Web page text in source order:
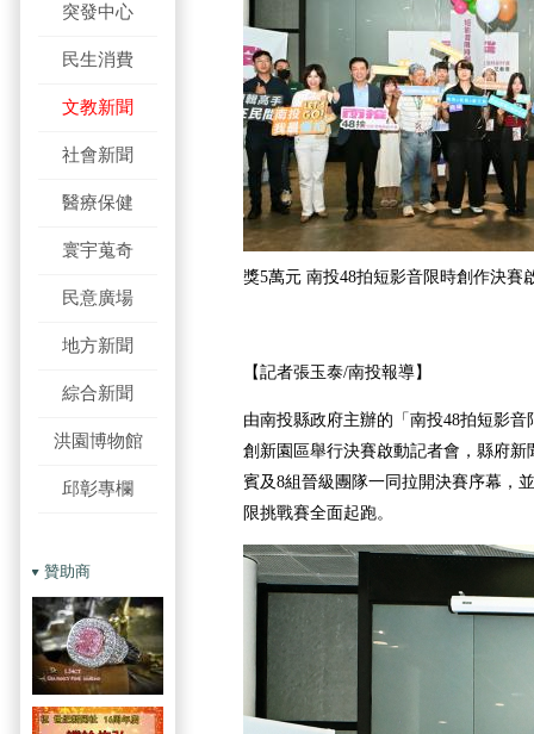
突發中心
民生消費
文教新聞
社會新聞
醫療保健
寰宇蒐奇
民意廣場
地方新聞
綜合新聞
洪園博物館
邱彰專欄
贊助商
獎5萬元 南投48拍短影音限時創作決賽
【記者張玉泰/南投報導】
由南投縣政府主辦的「南投48拍短影
創新園區舉行決賽啟動記者會，縣府
賓及8組晉級團隊一同拉開決賽序幕，
限挑戰賽全面起跑。